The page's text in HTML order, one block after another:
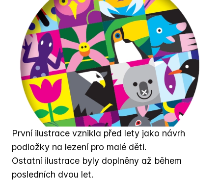
První ilustrace vznikla před lety jako návrh
podložky na lezení pro malé děti.
Ostatní ilustrace byly doplněny až během
posledních dvou let.